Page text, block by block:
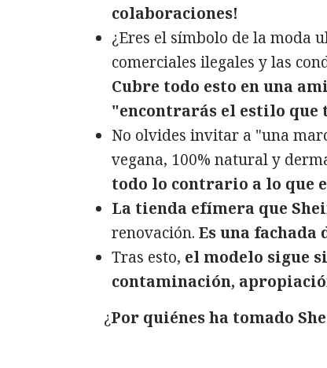
colaboraciones!
¿Eres el símbolo de la moda
comerciales ilegales y las
Cubre todo esto en una
"encontrarás el estilo que
No olvides invitar a "una
vegana, 100% natural y
todo lo contrario a lo que
La tienda efímera que
renovación. Es una
Tras esto, el modelo sigue
contaminación,
¿Por quiénes ha tomado